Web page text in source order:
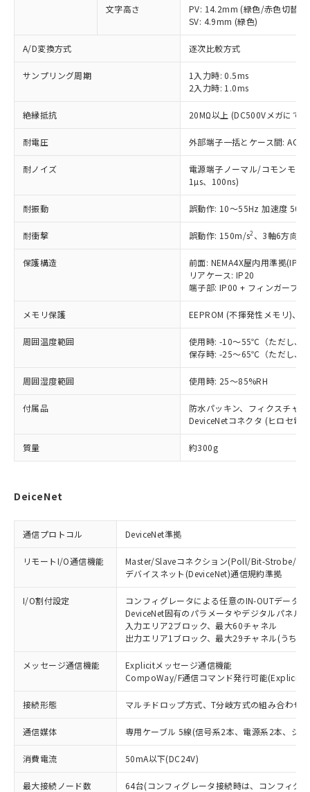
文字高さ
PV: 14.2mm (緑色/赤色切替)
SV: 4.9mm (緑色)
A/D変換方式 逐次比較方式
サンプリング周期
1入力時: 0.5ms
2入力時: 1.0ms
絶縁抵抗 20MΩ以上 (DC500Vメガにて)
耐電圧 外部端子一括とケース間:
耐ノイズ
電源端子ノーマル/コモンモ
1µs、100ns)
耐振動 誤動作: 10～55Hz 加速度
耐衝撃 誤動作: 150m/s2 、3軸6方向
保護構造
前面: NEMA4X屋内用準拠
リアケース: IP20
端子部: IP00 + フィンガープ
メモリ保護 EEPROM (不揮発性メモリ)、
周囲温度範囲
使用時: -10～55℃（ただし、
保存時: -25～65℃（ただし、
周囲湿度範囲 使用時: 25～85%RH
付属品
防水パッキン、フィクスチャ
DeviceNetコネクタ (ヒロセ電
質量 約300g
DeiceNet
通信プロトコル DeviceNet準拠
リモートI/O通信機能
Master/Slaveコネクション(Poll/Bit-Strobe/
デバイスネット(DeviceNet)通信規約準拠
I/O割付設定
コンフィグレータによる任意のIN-OUTデータ
DeviceNet固有のパラメータやデジタルパネル
入力エリア2ブロック、最大60チャネル
出力エリア1ブロック、最大29チャネル(うち
メッセージ通信機能
Explicitメッセージ通信機能
CompoWay/F通信コマンド発行可能(Explicit
接続形態 マルチドロップ方式、T分岐方式の組み合わせ
通信媒体 専用ケーブル 5線(信号系2本、電源系2本、シ
消費電流 50mA以下(DC24V)
最大接続ノード数 64台(コンフィグレータ接続時は、コンフィグ
以下の条件をお読みいただき、同意のうえ
ご利用ください。
本サービスは、当社制御機器事業取扱
商品の当社在庫状況および標準価格
当社制御機器事業取扱商品の中には、
ことをご了承ください。
在庫状況および標準価格照会結果は、
記載している更新日時点での社内デー
タに基づき作成されるものであり、閲
覧された時点での実際の在庫および標
準価格とは異なる場合があることをご
正式な納期状況および標準価格はお客
様のお取引先、またはお客様担当のオ
オムロン制御機器販売店や当社販売拠
販売ネットワーク
」をご確認
在庫状況および標準価格結果を当社の
事前の承諾なく第三者に漏洩または開
示しないようお願いします。
マイパーツ機能（部品リスト作成サー
ビス）をご利用いただくには、I-Web
メンバーズにご登録されている必要が
引・商談に必要な範囲で利用すること
をご了承ください。
※当社の共同利用者とは、"個人情報
の共同利用に関して"
の「1.共同利
用者の範囲」に記載されている法人を
指します。
対応予定なし：EU RoHS指令（10物質）の
非含有に非対応の商品で、対応品を出す予
定はありません。
調査・確認中：EU RoHS指令（10物質）の
非含有の対応状況を調査中または確認中の
非該当品：ライセンス料など無形物で、有
害物質有無と関係のない商品です。
仕入先様の事情により、非含有部品として
いたものが、含有品と判明した場合などや
むを得ず変更することがあります。
鉛(Pb) 1000ppm以下、 水銀(Hg) 1000ppm以下、 カド
六価クロム(Cr(Ⅵ)) 1000ppm以下、ポリ臭化ビフェニル
類(PBB) 1000ppm以下、ポリ臭化ジフェニルエーテル類
ル) (DEHP)(別名：DOP) 1000ppm以下、フタル酸ブチ
ルベンジル（BBP） 1000ppm以下、フタル酸ジブチル
（DBP） 1000ppm以下、フタル酸ジイソブチル
適用除外項目は除く。
フタル酸エステル類の４物質については閾値を超える意
図的な使用がないことを確認しています。
※2 対応予定月
部品在庫の切り替え状況などにより、予定
月が前後することがあります。
とができます。
51物質の非含有証明書（当社基準）
※本証明書は発行日時点で非含有を証明す
るもので、過去に遡って非含有を証明する
ものではありません。
また、RoHS指令のフタル酸エステル類４
物質の対応では、対応完了までの期間は出
荷製品に未対応品が混在することから備考
欄に対応日を記載しておりました。
既に当社にて対応品への在庫切替を完了
していることから、特段のことがない限
り、2022年1月12日より割愛しておりま
す。
※1 中国RoHS○×表
「○」：最大均質材料含有率が中国RoHSの
基準値以下であることを示します。
「×」：最大均質材料含有率が中国RoHSの
基準値を超えていることを示します。
「－」：未確認です。当社販売部門へお問
*中国RoHS10物質の基準値 (GB/T26572)：
Pb(鉛) :1000ppm、 Hg(水銀) : 1000ppm、 Cd(カドミウ
ル類) : 1000ppm、
DBP(フタル酸ジブチル) : 1000ppm、 DIBP(フタル酸ジ
イソブチル) : 1000ppm、 BBP(フタル酸ブチルベンジ
DEHP(フタル酸ビス(2-エチルヘキシル)) : 1000ppm
※2 環境保護使用期限
「ｅ」：有害物質（10物質）のすべてが基
準値以下であることを示します。
「10」：通常の使用状況下において有害物
質が外部に漏えいし、環境に深刻な影響を
及ぼさない年数を意味します。
「－」：未確認です。当社販売部門へお問
い合わせください。
当社は、これら貴社製品のうち、外国
為替および外国貿易法に定める商品
（以下｢規制貨物等」という）を輸出
または国外への提供する場合は、日本
国政府の輸出許可(または役務取引許
可)を取得するなどの必要な手続きを
当社は規制貨物を破棄する場合は、完
全に破砕するなど、違法に輸出されな
いよう必要な手段を講じます。
ル、化学兵器、生物兵器またはその他
武器並びにこれらの製造装置等に一切
当社は、貴社製品を第三者に販売する
場合は、上記1、2および3の内容を当
該第三者に通知します。また当社は、
販売先および販売に係わる関係者が違
法に輸出するおそれがある場合は、取
り引きをいたしません。
一定数以上の在庫あり
一定数には満たないが在庫あり
在庫なし(最新の在庫状況につ
いては、お客様のお取引先、ま
たはお客様担当のオムロン制御
機器販売店・当社販売員にご確
受注生産機種、また在庫状況の